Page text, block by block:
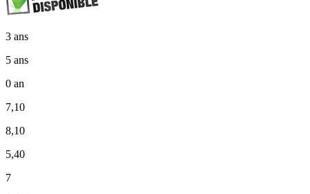
3 ans
5 ans
0 an
7,10
8,10
5,40
7